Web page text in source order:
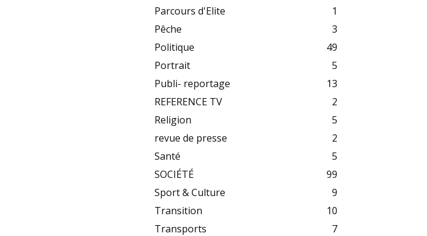
Parcours d'Elite
1
Pêche
3
Politique
49
Portrait
5
Publi- reportage
13
REFERENCE TV
2
Religion
5
revue de presse
2
Santé
5
SOCIÉTÉ
99
Sport & Culture
9
Transition
10
Transports
7